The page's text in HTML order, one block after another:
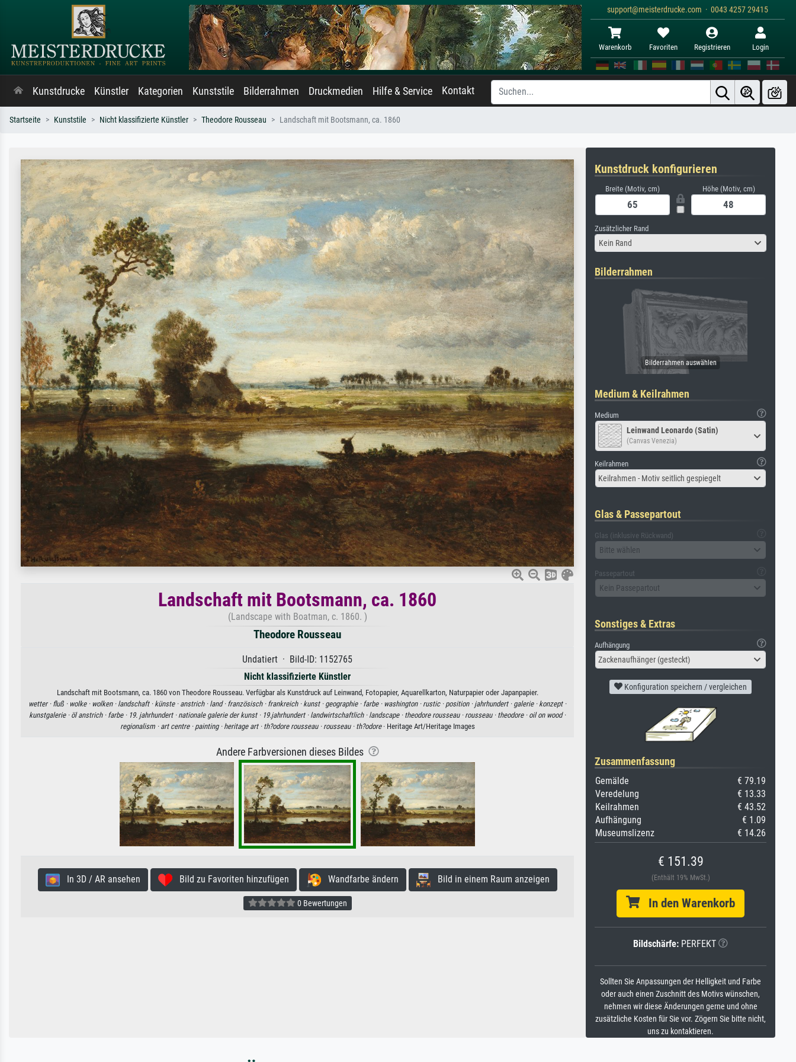
support@meisterdrucke.com · 0043 4257 29415
Warenkorb Favoriten Registrieren Login
Kunstdrucke Künstler Kategorien Kunststile Bilderrahmen Druckmedien Hilfe & Service Kontakt
Startseite Kunststile Nicht klassifizierte Künstler Theodore Rousseau Landschaft mit Bootsmann, ca. 1860
Landschaft mit Bootsmann, ca. 1860
(Landscape with Boatman, c. 1860. )
Theodore Rousseau
Undatiert · Bild-ID: 1152765
Nicht klassifizierte Künstler
Landschaft mit Bootsmann, ca. 1860 von Theodore Rousseau. Verfügbar als Kunstdruck auf Leinwand, Fotopapier, Aquarellkarton, Naturpapier oder Japanpapier.
wetter · fluß · wolke · wolken · landschaft · künste · anstrich · land · französisch · frankreich · kunst · geographie · farbe · washington · rustic · position · jahrhundert · galerie · konzept ·
kunstgalerie · öl anstrich · farbe · 19. jahrhundert · nationale galerie der kunst · 19.jahrhundert · landwirtschaftlich · landscape · theodore rousseau · rousseau · theodore · oil on wood ·
regionalism · art centre · painting · heritage art · th?odore rousseau · rousseau · th?odore· Heritage Art/Heritage Images
Andere Farbversionen dieses Bildes
In 3D / AR ansehen Bild zu Favoriten hinzufügen Wandfarbe ändern Bild in einem Raum anzeigen
0 Bewertungen
Kunstdruck konfigurieren
Breite (Motiv, cm) Höhe (Motiv, cm)
Zusätzlicher Rand
Kein Rand
Bilderrahmen
Medium & Keilrahmen
Medium
Leinwand Leonardo (Satin)
(Canvas Venezia)
Keilrahmen
Keilrahmen - Motiv seitlich gespiegelt
Glas & Passepartout
Glas (inklusive Rückwand)
Bitte wählen
Passepartout
Kein Passepartout
Sonstiges & Extras
Aufhängung
Zackenaufhänger (gesteckt)
Konfiguration speichern / vergleichen
Zusammenfassung
Gemälde
€ 79.19
Veredelung
€ 13.33
Keilrahmen
€ 43.52
Aufhängung
€ 1.09
Museumslizenz
€ 14.26
€ 151.39
(Enthält 19% MwSt.)
In den Warenkorb
Bildschärfe: PERFEKT
Sollten Sie Anpassungen der Helligkeit und Farbe
oder auch einen Zuschnitt des Motivs wünschen,
nehmen wir diese Änderungen gerne und ohne
zusätzliche Kosten für Sie vor. Zögern Sie bitte nicht,
uns zu kontaktieren.